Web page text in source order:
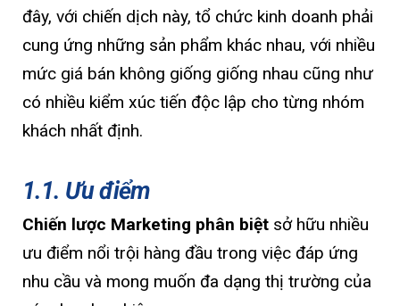
đây, với chiến dịch này, tổ chức kinh doanh phải
cung ứng những sản phẩm khác nhau, với nhiều
mức giá bán không giống giống nhau cũng như
có nhiều kiểm xúc tiến độc lập cho từng nhóm
khách nhất định.
1.1. Ưu điểm
Chiến lược Marketing phân biệt sở hữu nhiều
ưu điểm nổi trội hàng đầu trong việc đáp ứng
nhu cầu và mong muốn đa dạng thị trường của